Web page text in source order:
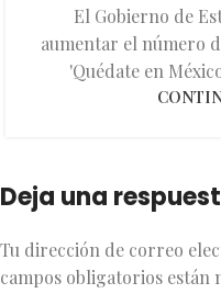
El Gobierno de
aumentar el número
'Quédate en
Deja una
Tu dirección de correo
campos obligatorios están